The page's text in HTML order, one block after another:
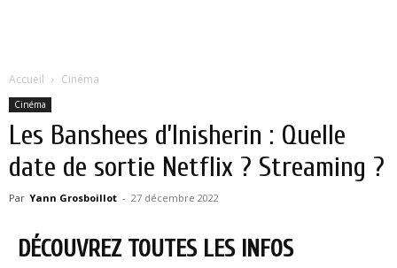
Accueil Cinéma
Cinéma
Les Banshees d’Inisherin : Quelle
date de sortie Netflix ? Streaming ?
Par Yann Grosboillot - 27 décembre 2022
DÉCOUVREZ TOUTES LES INFOS